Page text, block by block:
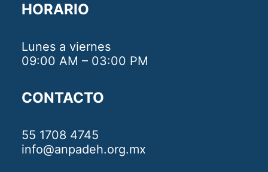
HORARIO
Lunes a viernes
09:00 AM – 03:00 PM
CONTACTO
55 1708 4745
info@anpadeh.org.mx